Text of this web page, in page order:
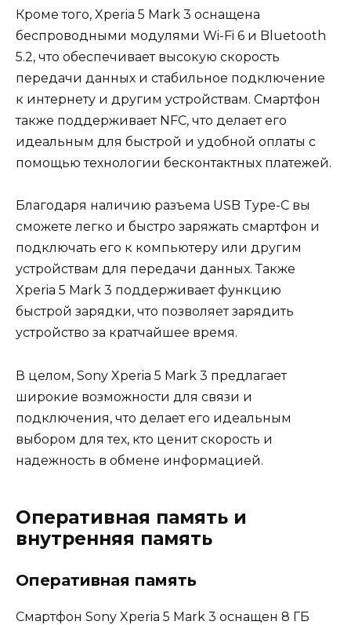
Кроме того, Xperia 5 Mark 3 оснащена
беспроводными модулями Wi-Fi 6 и Bluetooth
5.2, что обеспечивает высокую скорость
передачи данных и стабильное подключение
к интернету и другим устройствам. Смартфон
также поддерживает NFC, что делает его
идеальным для быстрой и удобной оплаты с
помощью технологии бесконтактных платежей.
Благодаря наличию разъема USB Type-C вы
сможете легко и быстро заряжать смартфон и
подключать его к компьютеру или другим
устройствам для передачи данных. Также
Xperia 5 Mark 3 поддерживает функцию
быстрой зарядки, что позволяет зарядить
устройство за кратчайшее время.
В целом, Sony Xperia 5 Mark 3 предлагает
широкие возможности для связи и
подключения, что делает его идеальным
выбором для тех, кто ценит скорость и
надежность в обмене информацией.
Оперативная память и
внутренняя память
Оперативная память
Смартфон Sony Xperia 5 Mark 3 оснащен 8 ГБ